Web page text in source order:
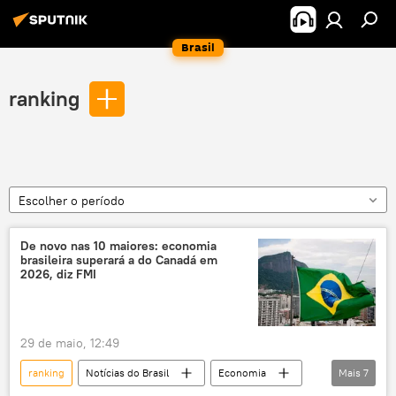
Brasil
ranking
Escolher o período
De novo nas 10 maiores: economia
brasileira superará a do Canadá em
2026, diz FMI
29 de maio, 12:49
ranking Notícias do Brasil
Economia
Mais 7